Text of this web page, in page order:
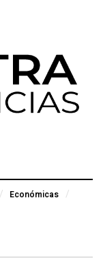
Económicas